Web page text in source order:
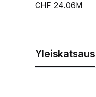
24.06M
Yleiskatsaus